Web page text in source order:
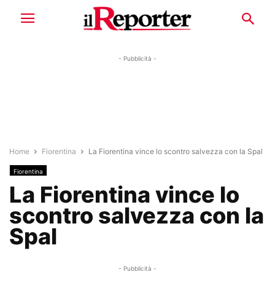
- Pubblicità -
Home Fiorentina La Fiorentina vince lo scontro salvezza con la Spal
Fiorentina
La Fiorentina vince lo
scontro salvezza con la
Spal
- Pubblicità -